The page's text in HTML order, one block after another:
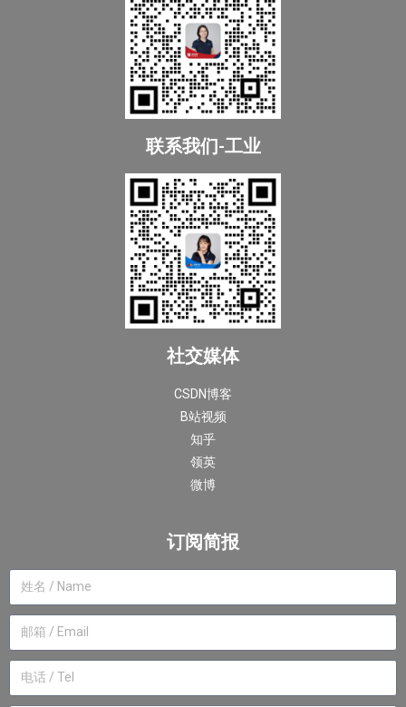
联系我们-工业
社交媒体
CSDN博客
B站视频
知乎
领英
微博
订阅简报